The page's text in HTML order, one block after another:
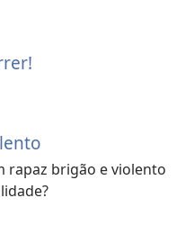
rapaz brigão e violento